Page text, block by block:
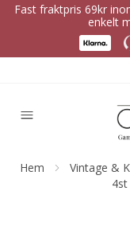
Fast fraktpris 69kr
enkelt
Hem Vintage &